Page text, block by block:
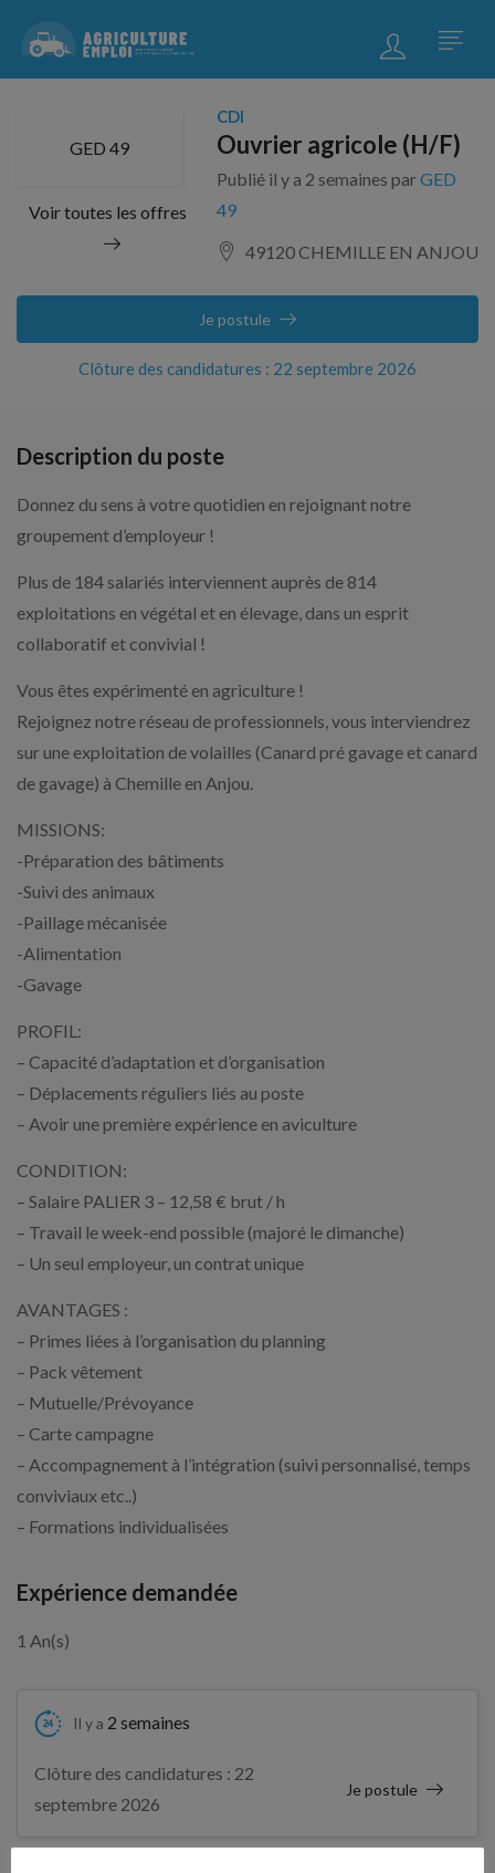
GED 49
Voir toutes les offres
CDI
Ouvrier agricole (H/F)
Publié il y a 2 semaines parGED
49
49120 CHEMILLE EN ANJOU
Clôture des candidatures : 22 septembre 2026
Je postule
Description du poste
Donnez du sens à votre quotidien en rejoignant notre
groupement d’employeur !
Plus de 184 salariés interviennent auprès de 814
exploitations en végétal et en élevage, dans un esprit
collaboratif et convivial !
Vous êtes expérimenté en agriculture !
Rejoignez notre réseau de professionnels, vous interviendrez
sur une exploitation de volailles (Canard pré gavage et canard
de gavage) à Chemille en Anjou.
MISSIONS:
-Préparation des bâtiments
-Suivi des animaux
-Paillage mécanisée
-Alimentation
-Gavage
PROFIL:
– Capacité d’adaptation et d’organisation
– Déplacements réguliers liés au poste
– Avoir une première expérience en aviculture
CONDITION:
– Salaire PALIER 3 – 12,58 € brut / h
– Travail le week-end possible (majoré le dimanche)
– Un seul employeur, un contrat unique
AVANTAGES :
– Primes liées à l’organisation du planning
– Pack vêtement
– Mutuelle/Prévoyance
– Carte campagne
– Accompagnement à l’intégration (suivi personnalisé, temps
conviviaux etc..)
– Formations individualisées
Expérience demandée
1 An(s)
Il y a 2 semaines
Clôture des candidatures : 22
septembre 2026
Je postule